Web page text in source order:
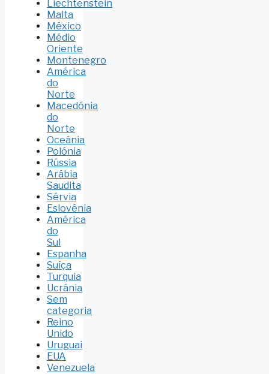
Liechtenstein
Malta
México
Médio
Oriente
Montenegro
América
do
Norte
Macedónia
do
Norte
Oceânia
Polónia
Rússia
Arábia
Saudita
Sérvia
Eslovénia
América
do
Sul
Espanha
Suíça
Turquia
Ucrânia
Sem
categoria
Reino
Unido
Uruguai
EUA
Venezuela